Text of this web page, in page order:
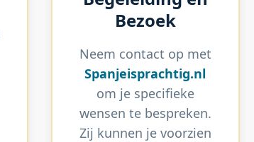
Bezoek
Neem contact op met
Spanjeisprachtig.nl
om je specifieke
wensen te bespreken.
Zij kunnen je voorzien